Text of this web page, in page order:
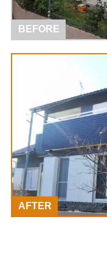
BEFORE
AFTER